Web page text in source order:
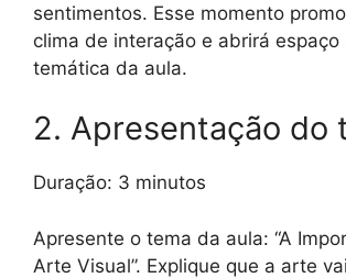
sentimentos. Esse momento
clima de interação e abrirá espaço
temática da aula.
2. Apresentação do
Duração: 3 minutos
Apresente o tema da aula: “A
Arte Visual”. Explique que a arte